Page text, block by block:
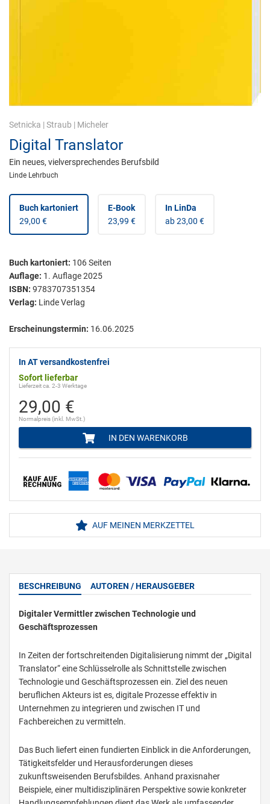
Setnicka | Straub | Micheler
Digital Translator
Ein neues, vielversprechendes Berufsbild
Linde Lehrbuch
Buch kartoniert
29,00 €
E-Book
23,99 €
In LinDa
ab 23,00 €
Buch kartoniert: 106Seiten
Auflage: 1. Auflage 2025
ISBN: 9783707351354
Verlag: Linde Verlag
Erscheinungstermin: 16.06.2025
In AT versandkostenfrei
Sofort lieferbar
Lieferzeit ca. 2-3 Werktage
29,00 €
Normalpreis (inkl. MwSt.)
IN DEN WARENKORB
AUF MEINEN MERKZETTEL
BESCHREIBUNG AUTOREN / HERAUSGEBER
Digitaler Vermittler zwischen Technologie und
Geschäftsprozessen
In Zeiten der fortschreitenden Digitalisierung nimmt der „Digital
Translator“ eine Schlüsselrolle als Schnittstelle zwischen
Technologie und Geschäftsprozessen ein. Ziel des neuen
beruflichen Akteurs ist es, digitale Prozesse effektiv in
Unternehmen zu integrieren und zwischen IT und
Fachbereichen zu vermitteln.
Das Buch liefert einen fundierten Einblick in die Anforderungen,
Tätigkeitsfelder und Herausforderungen dieses
zukunftsweisenden Berufsbildes. Anhand praxisnaher
Beispiele, einer multidisziplinären Perspektive sowie konkreter